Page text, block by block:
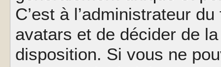
C’est à l’administrateur
avatars et de décider de
disposition. Si vous ne